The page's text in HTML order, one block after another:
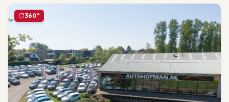
360°